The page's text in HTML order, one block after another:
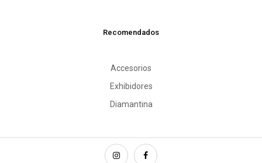
Recomendados
Accesorios
Exhibidores
Diamantina